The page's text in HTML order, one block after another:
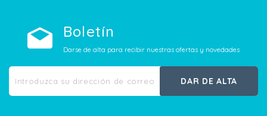
Boletín
Darse de alta para recibir nuestras ofertas y novedades
DAR DE ALTA